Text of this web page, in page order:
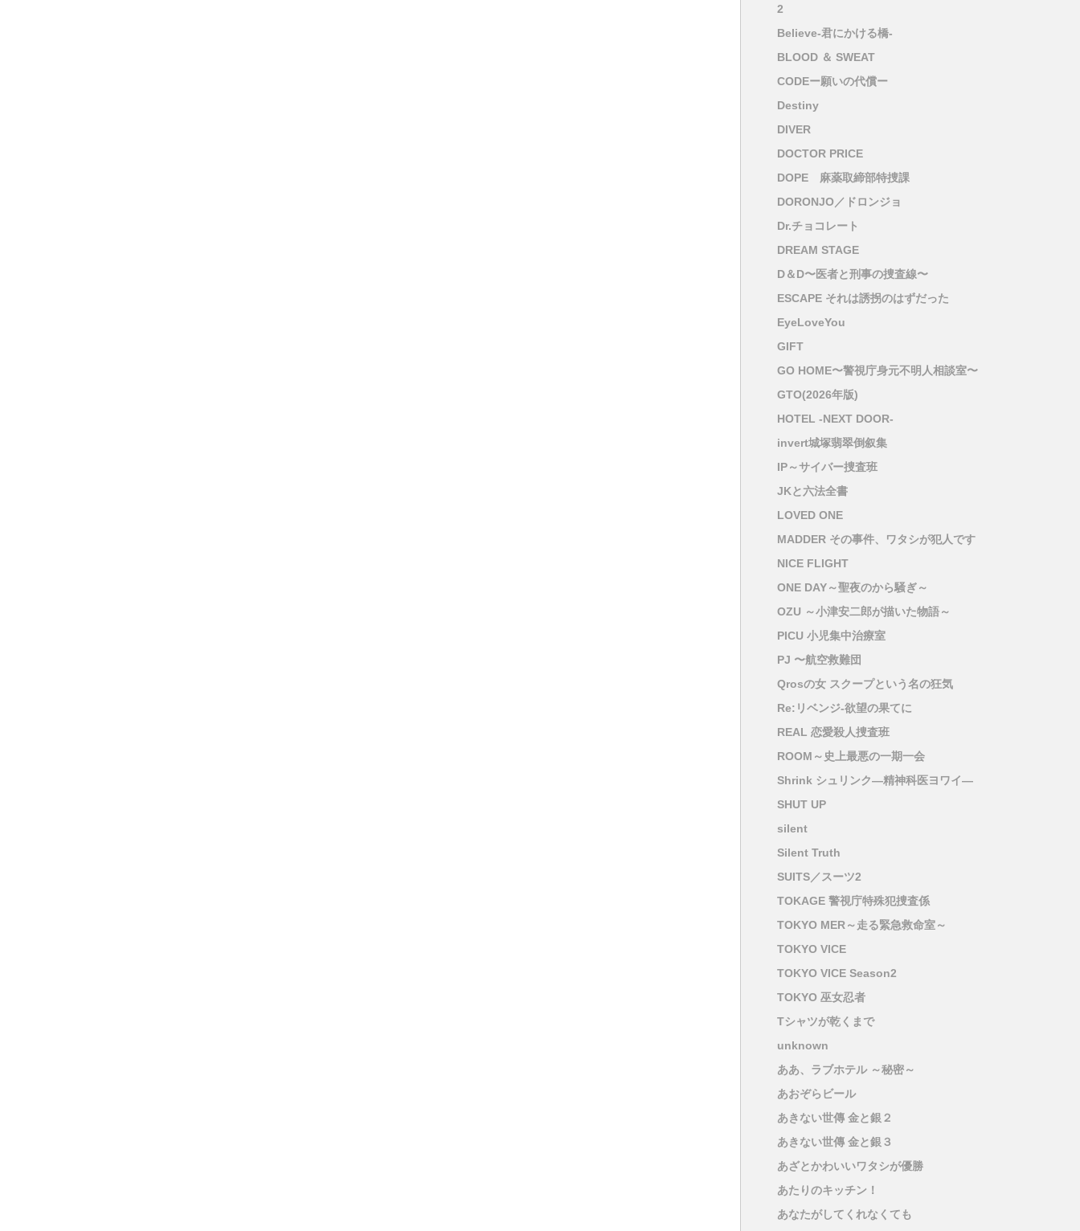
2
Believe-君にかける橋-
BLOOD ＆ SWEAT
CODEー願いの代償ー
Destiny
DIVER
DOCTOR PRICE
DOPE 麻薬取締部特捜課
DORONJO／ドロンジョ
Dr.チョコレート
DREAM STAGE
D＆D〜医者と刑事の捜査線〜
ESCAPE それは誘拐のはずだった
EyeLoveYou
GIFT
GO HOME〜警視庁身元不明人相談室〜
GTO(2026年版)
HOTEL -NEXT DOOR-
invert城塚翡翠倒叙集
IP～サイバー捜査班
JKと六法全書
LOVED ONE
MADDER その事件、ワタシが犯人です
NICE FLIGHT
ONE DAY～聖夜のから騒ぎ～
OZU ～小津安二郎が描いた物語～
PICU 小児集中治療室
PJ 〜航空救難団
Qrosの女 スクープという名の狂気
Re:リベンジ-欲望の果てに
REAL 恋愛殺人捜査班
ROOM～史上最悪の一期一会
Shrink シュリンク―精神科医ヨワイ―
SHUT UP
silent
Silent Truth
SUITS／スーツ2
TOKAGE 警視庁特殊犯捜査係
TOKYO MER～走る緊急救命室～
TOKYO VICE
TOKYO VICE Season2
TOKYO 巫女忍者
Tシャツが乾くまで
unknown
ああ、ラブホテル ～秘密～
あおぞらビール
あきない世傳 金と銀２
あきない世傳 金と銀３
あざとかわいいワタシが優勝
あたりのキッチン！
あなたがしてくれなくても